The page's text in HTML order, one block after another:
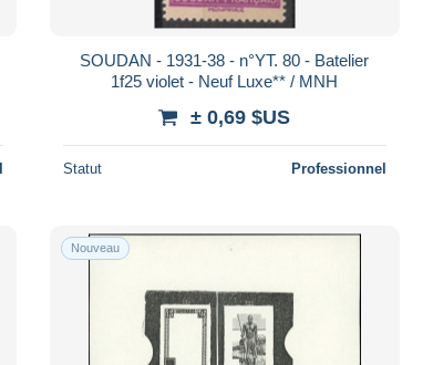
SOUDAN - 1931-38 - n°YT. 80 - Batelier
1f25 violet - Neuf Luxe** / MNH
± 0,69 $US
Statut Professionnel
Nouveau